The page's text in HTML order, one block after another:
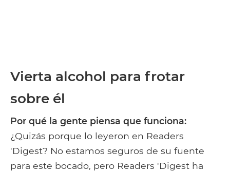
Vierta alcohol para frotar
sobre él
Por qué la gente piensa que funciona:
¿Quizás porque lo leyeron en Readers
'Digest? No estamos seguros de su fuente
para este bocado, pero Readers 'Digest ha